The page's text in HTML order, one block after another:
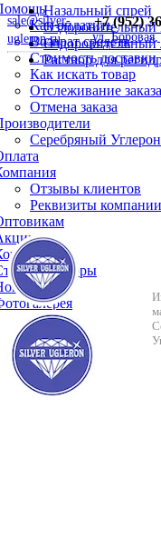
Как оплатить
Возврат средств
Стоимость доставки
Как искать товар
Отслеживание заказа
Отмена заказа
Серебряный Углерон
Отзывы клиентов
Реквизиты компании
и обзоры
Назальный спрей
Оздоровительный
Оздоровительный
Раствор для
sale@silver-
ugleron.ru
+7 (952)
ул.